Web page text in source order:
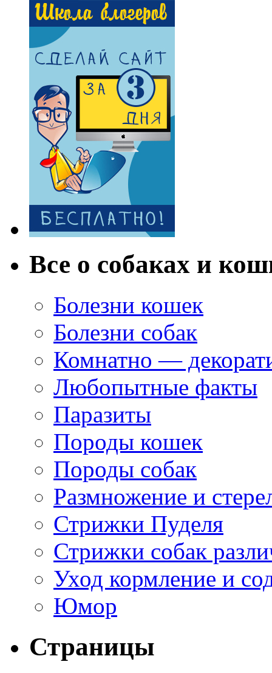
Все о собаках и
Болезни кошек
Болезни собак
Комнатно —
Любопытные факты
Паразиты
Породы кошек
Породы собак
Размножение и
Стрижки Пуделя
Стрижки собак
Уход кормление и
Юмор
Страницы